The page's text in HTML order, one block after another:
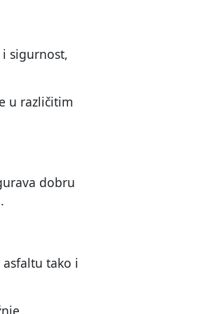
sigurnost,
u različitim
dobru
tako i